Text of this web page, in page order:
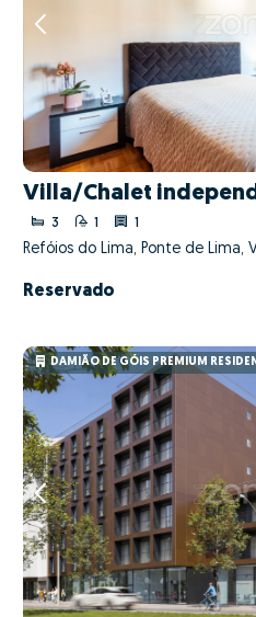
Villa/Chalet
3 1 1
Refóios do Lima, Ponte de Lima,
Reservado
DAMIÃO DE GÓIS PREMIUM